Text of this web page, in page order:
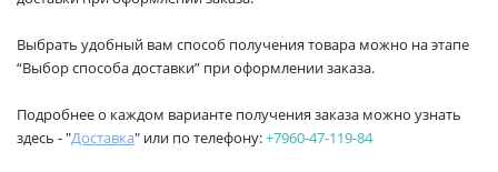
Выбрать удобный вам способ получения товара можно на этапе
“Выбор способа доставки” при оформлении заказа.
Подробнее о каждом варианте получения заказа можно узнать
здесь - "Доставка" или по телефону:+7960-47-119-84